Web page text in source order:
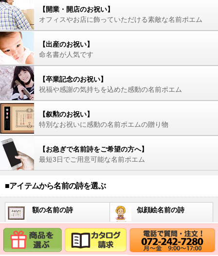
【開業・開店のお祝い】
オフィスやお店に飾っていただける素敵な名前ポエム
【出産のお祝い】
命名書が人気です
【卒業記念のお祝い】
祝福や感謝の気持ちを込めた感動の名前ポエム
【叙勲のお祝い】
特別なお祝いに感動の名前ポエムの贈り物
【お急ぎで名前詩をご希望の方へ】
最短3日でご用意可能な名前ポエム
■アイテムから名前の詩を選ぶ
額の名前の詩 似顔絵名前の詩
時計の名前の詩 フラワー名前の詩